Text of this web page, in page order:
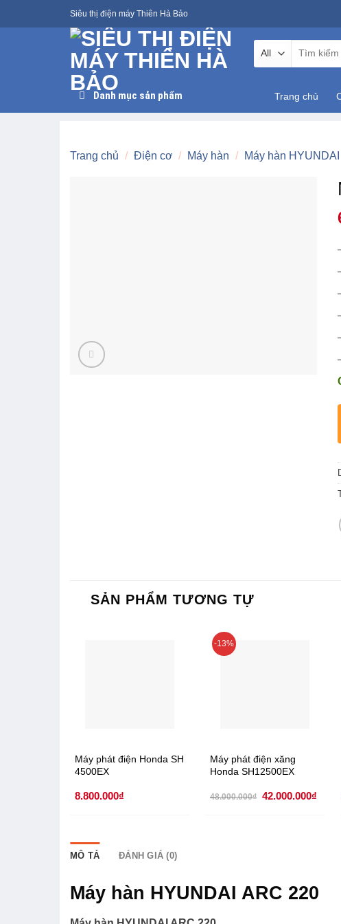
to
Siêu thị điện máy Thiên Hà Bảo
kiếm:
Danh mục sản phẩm Trang chủ
Trang chủ / Điện cơ / Máy hàn / Máy hàn HYUNDAI
SẢN PHẨM TƯƠNG TỰ
Máy phát điện Honda SH
4500EX
8.800.000₫
-13%
Máy phát điện xăng
Honda SH12500EX
48.000.000₫ Giá
42.000.000₫Giá
MÔ TẢ ĐÁNH GIÁ (0)
Máy hàn HYUNDAI ARC 220